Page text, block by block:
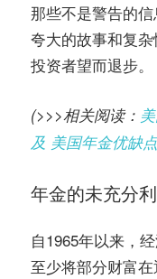
那些不是警告的
夸大的故事和复
投资者望而退步。
(>>>相关阅读：
及 美国年金优缺点
年金的未充分
自1965年以来，
至少将部分财富